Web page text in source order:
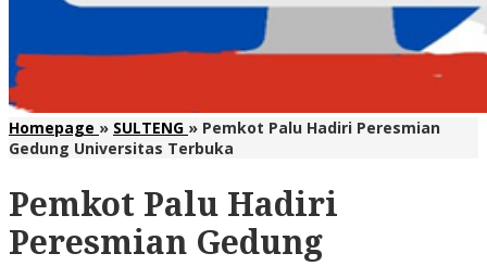
Homepage » SULTENG » Pemkot Palu Hadiri Peresmian
Gedung Universitas Terbuka
Pemkot Palu Hadiri
Peresmian Gedung